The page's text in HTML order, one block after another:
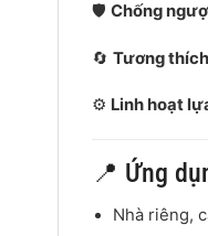
🛡️ Chống
🔄 Tương
⚙️ Linh hoạt
📍 Ứng
Nhà riêng,